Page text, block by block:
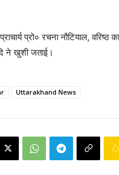
प्रो० रचना नौटियाल, वरिष्ठ
ने खुशी जताई।
Uttarakhand News